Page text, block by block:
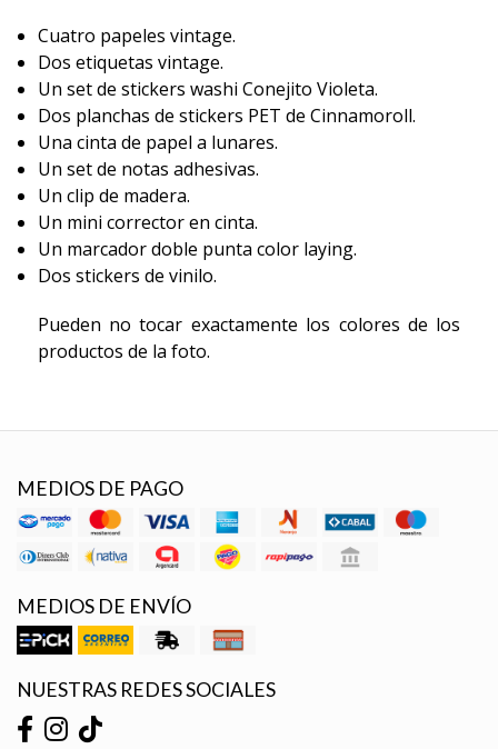
Cuatro papeles vintage.
Dos etiquetas vintage.
Un set de stickers washi Conejito Violeta.
Dos planchas de stickers PET de Cinnamoroll.
Una cinta de papel a lunares.
Un set de notas adhesivas.
Un clip de madera.
Un mini corrector en cinta.
Un marcador doble punta color laying.
Dos stickers de vinilo.
Pueden no tocar exactamente los colores de los
productos de la foto.
MEDIOS DE PAGO
MEDIOS DE ENVÍO
NUESTRAS REDES SOCIALES